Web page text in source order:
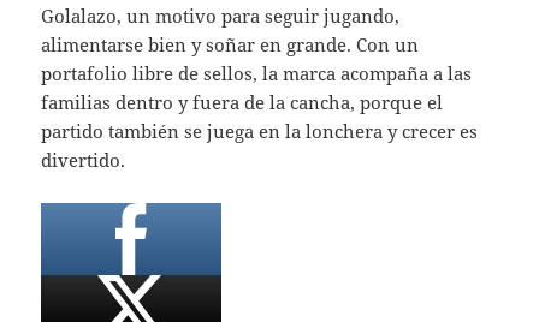
Golalazo, un motivo para seguir jugando,
alimentarse bien y soñar en grande. Con un
portafolio libre de sellos, la marca acompaña a las
familias dentro y fuera de la cancha, porque el
partido también se juega en la lonchera y crecer es
divertido.